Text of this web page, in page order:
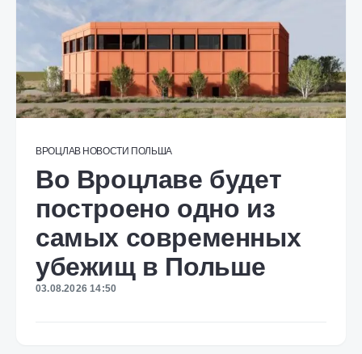
ВРОЦЛАВ НОВОСТИ ПОЛЬША
Во Вроцлаве будет
построено одно из
самых современных
убежищ в Польше
03.08.2026 14:50